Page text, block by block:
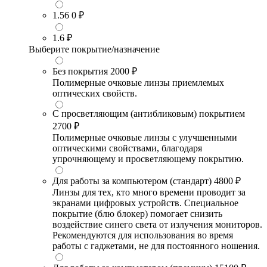
1.56 0 ₽
1.6 ₽
Выберите покрытие/назначение
Без покрытия 2000 ₽
Полимерные очковые линзы приемлемых
оптических свойств.
С просветляющим (антибликовым) покрытием
2700 ₽
Полимерные очковые линзы с улучшенными
оптическими свойствами, благодаря
упрочняющему и просветляющему покрытию.
Для работы за компьютером (стандарт) 4800 ₽
Линзы для тех, кто много времени проводит за
экранами цифровых устройств. Специальное
покрытие (блю блокер) помогает снизить
воздействие синего света от излучения мониторов.
Рекомендуются для использования во время
работы с гаджетами, не для постоянного ношения.